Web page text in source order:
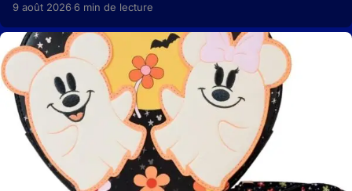
9 août 2026·6 min de lecture